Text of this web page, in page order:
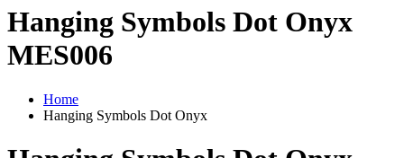
Hanging Symbols Dot Onyx
MES006
Home
Hanging Symbols Dot Onyx